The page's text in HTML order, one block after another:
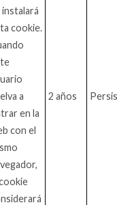
instalará
cookie.
a
en la
con el
2 años